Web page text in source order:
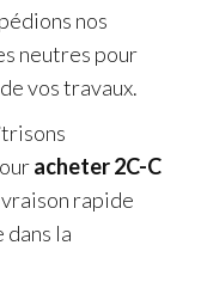
nos
neutres pour
vos travaux.
acheter 2C-C
rapide
la